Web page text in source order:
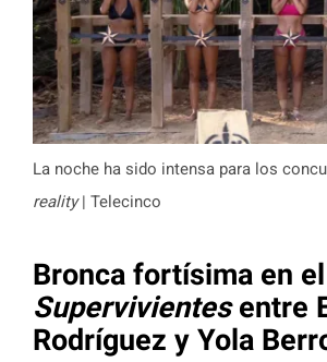
La noche ha sido intensa para los
reality| Telecinco
Bronca fortísima en
Supervivientesentre
Rodríguez y Yola